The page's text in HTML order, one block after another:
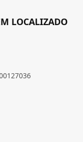
LOCALIZADO